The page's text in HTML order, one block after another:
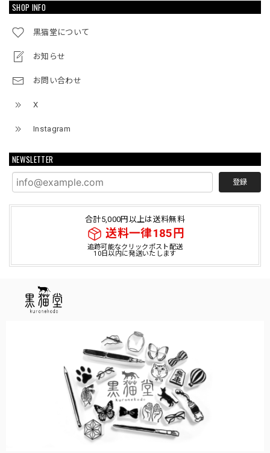
SHOP INFO
黒猫堂について
お知らせ
お問い合わせ
X
Instagram
NEWSLETTER
登録
合計5,000円以上は送料無料
送料一律185円
追跡可能なクリックポスト配送
10日以内に発送いたします